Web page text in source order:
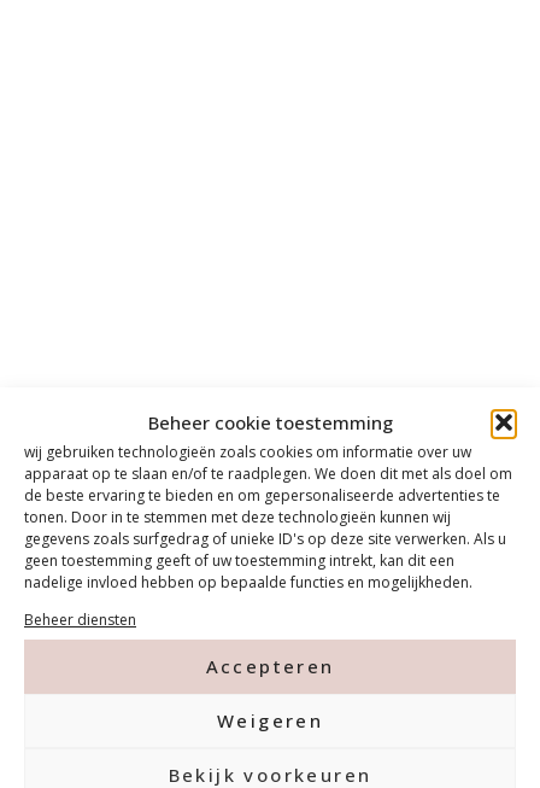
Beheer cookie toestemming
wij gebruiken technologieën zoals cookies om informatie over uw
apparaat op te slaan en/of te raadplegen. We doen dit met als doel om
de beste ervaring te bieden en om gepersonaliseerde advertenties te
tonen. Door in te stemmen met deze technologieën kunnen wij
gegevens zoals surfgedrag of unieke ID's op deze site verwerken. Als u
geen toestemming geeft of uw toestemming intrekt, kan dit een
nadelige invloed hebben op bepaalde functies en mogelijkheden.
Beheer diensten
Accepteren
Weigeren
Bekijk voorkeuren
Contact
Tanthofdreef 7 2623 EW Delft